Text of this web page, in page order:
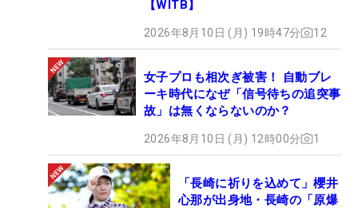
【WITB】
2026年8月10日 (月) 19時47分 12
女子プロも相次ぎ被害！ 自動ブレ
ーキ時代になぜ「信号待ちの追突事
故」は無くならないのか？
2026年8月10日 (月) 12時00分 1
「長崎に祈りを込めて」櫻井
心那が出身地・長崎の「原爆